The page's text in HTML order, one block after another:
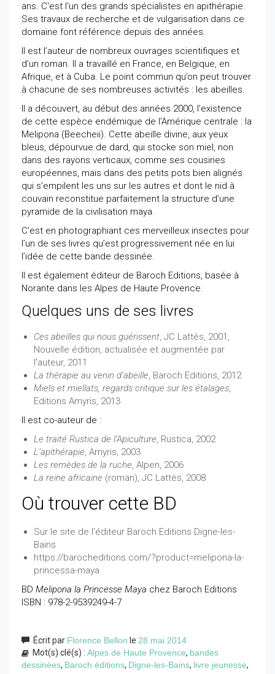
ans. C'est l'un des grands spécialistes en apithérapie.
Ses travaux de recherche et de vulgarisation dans ce
domaine font référence depuis des années.
Il est l’auteur de nombreux ouvrages scientifiques et
d’un roman. Il a travaillé en France, en Belgique, en
Afrique, et à Cuba. Le point commun qu’on peut trouver
à chacune de ses nombreuses activités : les abeilles.
Il a découvert, au début des années 2000, l’existence
de cette espèce endémique de l’Amérique centrale : la
Melipona (Beecheii). Cette abeille divine, aux yeux
bleus, dépourvue de dard, qui stocke son miel, non
dans des rayons verticaux, comme ses cousines
européennes, mais dans des petits pots bien alignés
qui s’empilent les uns sur les autres et dont le nid à
couvain reconstitue parfaitement la structure d’une
pyramide de la civilisation maya.
C’est en photographiant ces merveilleux insectes pour
l’un de ses livres qu’est progressivement née en lui
l’idée de cette bande dessinée.
Il est également éditeur de Baroch Editions, basée à
Norante dans les Alpes de Haute Provence.
Quelques uns de ses livres
Ces abeilles qui nous guérissent, JC Lattès, 2001,
Nouvelle édition, actualisée et augmentée par
l’auteur, 2011
La thérapie au venin d’abeille, Baroch Editions, 2012
Miels et miellats, regards critique sur les étalages,
Editions Amyris, 2013
Il est co-auteur de :
Le traité Rustica de l’Apiculture, Rustica, 2002
L’apithérapie, Amyris, 2003
Les remèdes de la ruche, Alpen, 2006
La reine africaine (roman), JC Lattès, 2008
Où trouver cette BD
Sur le site de l'éditeur Baroch Editions Digne-les-
Bains
https://barocheditions.com/?product=melipona-la-
princessa-maya
BD Melipona la Princesse Maya chez Baroch Editions
ISBN : 978-2-9539249-4-7
Écrit par Florence Bellon le 28 mai 2014
Mot(s) clé(s) : Alpes de Haute Provence, bandes
dessinées, Baroch éditions, Digne-les-Bains, livre jeunesse,